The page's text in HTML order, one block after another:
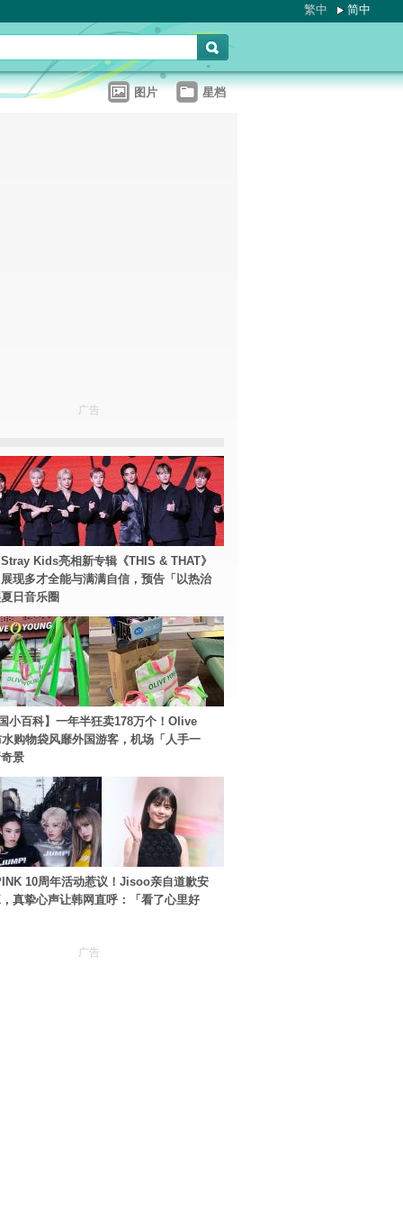
繁中 简中
图片 星档
广告
Kids亮相新专辑《THIS & THAT》
现多才全能与满满自信，预告「以热治
日音乐圈
小百科】一年半狂卖178万个！Olive
购物袋风靡外国游客，机场「人手一
景
10周年活动惹议！Jisoo亲自道歉安
真挚心声让韩网直呼：「看了心里好
广告